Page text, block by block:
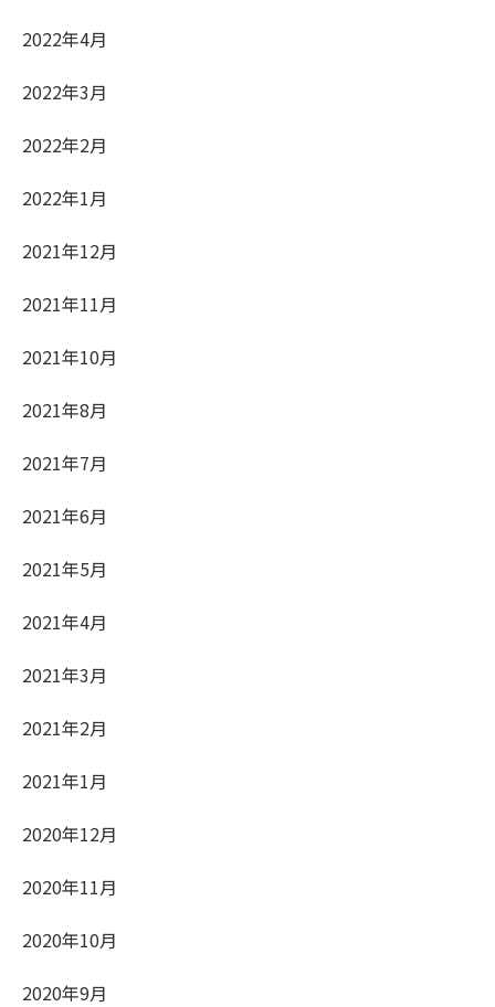
2022年4月
2022年3月
2022年2月
2022年1月
2021年12月
2021年11月
2021年10月
2021年8月
2021年7月
2021年6月
2021年5月
2021年4月
2021年3月
2021年2月
2021年1月
2020年12月
2020年11月
2020年10月
2020年9月